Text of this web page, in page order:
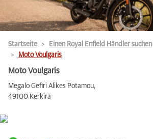
Startseite Einen Royal Enfield Händler suchen
Moto Voulgaris
Moto Voulgaris
Megalo Gefiri Alikes Potamou,
49100 Kerkira